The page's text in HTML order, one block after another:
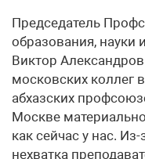
Председатель
образования, науки
Виктор
московских коллег
абхазских
Москве
как сейчас у нас.
нехватка